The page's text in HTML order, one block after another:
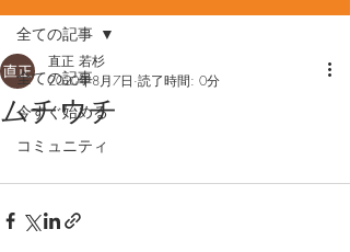
全ての記事
今すぐ始める
コミュニティ
全ての記事
ムチウチ
直正 若杉
2020年8月7日 読了時間: 0分